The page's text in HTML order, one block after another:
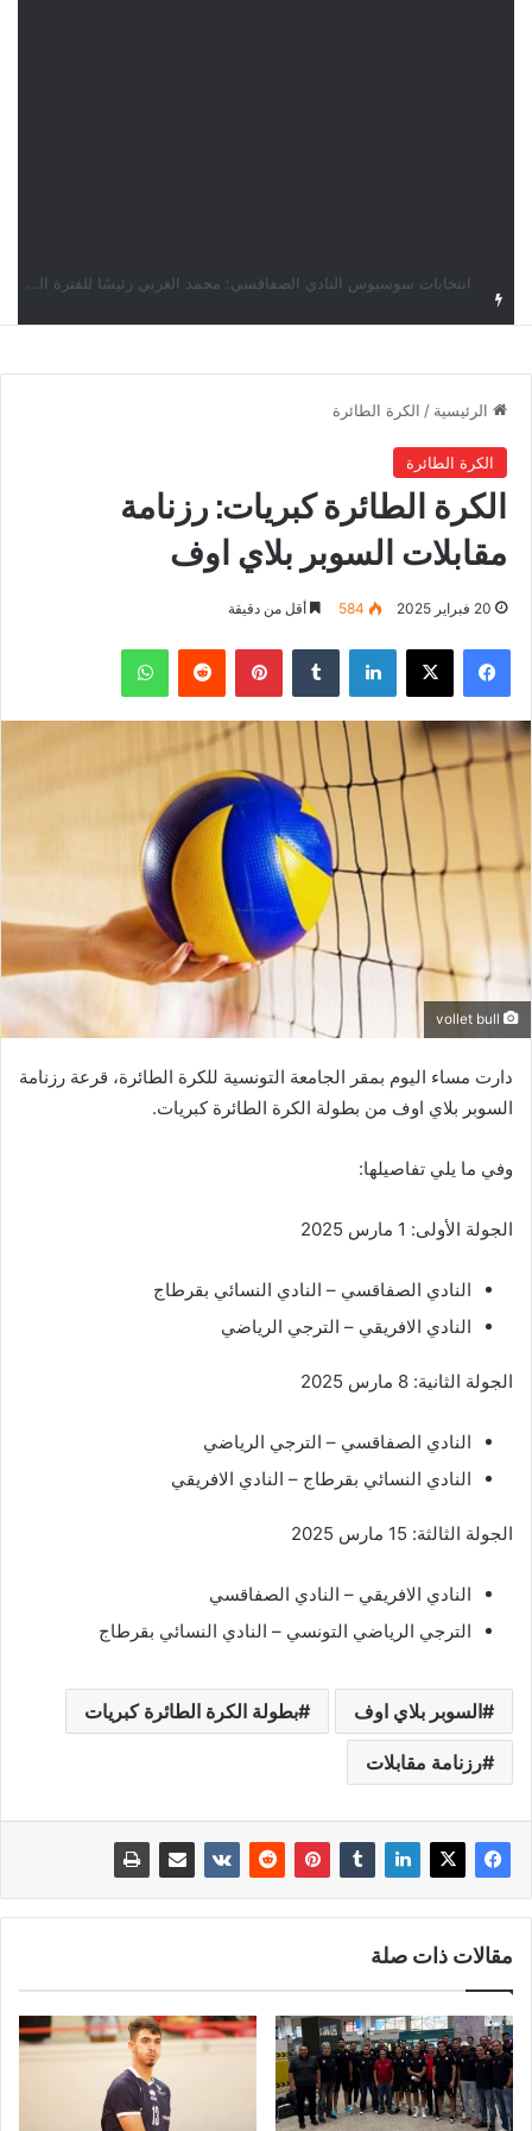
الرئيسية / الكرة الطائرة
الكرة الطائرة
الكرة الطائرة كبريات: رزنامة
مقابلات السوبر بلاي اوف
20 فبراير 2025 584 أقل من دقيقة
فيسبوك ‫X لينكدإن بينتيريست واتساب
دارت مساء اليوم بمقر الجامعة التونسية للكرة الطائرة، قرعة رزنامة
السوبر بلاي اوف من بطولة الكرة الطائرة كبريات.
وفي ما يلي تفاصيلها:
الجولة الأولى: 1 مارس 2025
النادي الصفاقسي – النادي النسائي بقرطاج
النادي الافريقي – الترجي الرياضي
الجولة الثانية: 8 مارس 2025
النادي الصفاقسي – الترجي الرياضي
النادي النسائي بقرطاج – النادي الافريقي
الجولة الثالثة: 15 مارس 2025
النادي الافريقي – النادي الصفاقسي
الترجي الرياضي التونسي – النادي النسائي بقرطاج
السوبر بلاي اوف بطولة الكرة الطائرة كبريات
رزنامة مقابلات
مقالات ذات صلة